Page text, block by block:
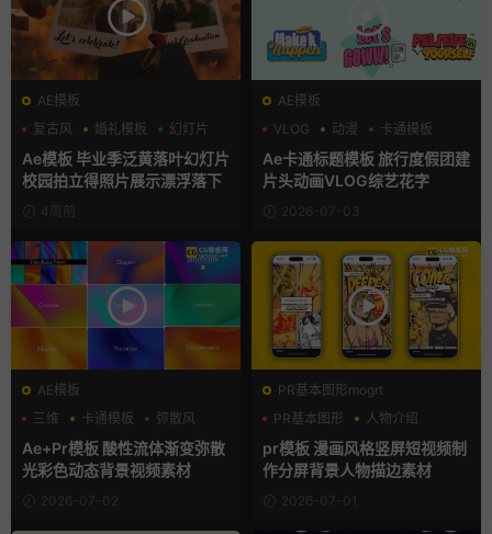
AE模板
复古风
婚礼模板 幻灯片
Ae模板 毕业季泛黄落叶幻灯片
校园拍立得照片展示漂浮落下
4周前
AE模板
VLOG
动漫 卡通模板
Ae卡通标题模板 旅行度假团建
片头动画VLOG综艺花字
2026-07-03
AE模板
三维
卡通模板 弥散风
Ae+Pr模板 酸性流体渐变弥散
光彩色动态背景视频素材
2026-07-02
PR基本图形mogrt
PR基本图形
人物介绍
动漫
pr模板 漫画风格竖屏短视频制
作分屏背景人物描边素材
2026-07-01